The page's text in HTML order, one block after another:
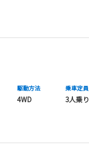
駆動方法
4WD
乗車定員
3人乗り